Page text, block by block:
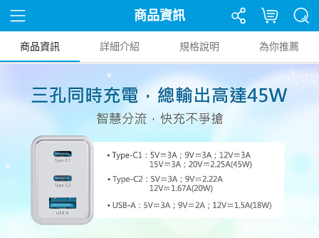
商品資訊
商品資訊 詳細介紹 規格說明 為你推薦